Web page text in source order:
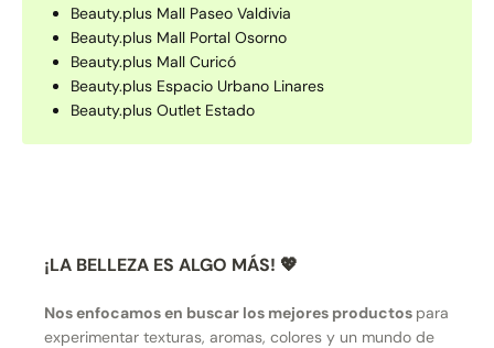
Beauty.plus Mall Paseo Valdivia
Beauty.plus Mall Portal Osorno
Beauty.plus Mall Curicó
Beauty.plus Espacio Urbano Linares
Beauty.plus Outlet Estado
¡LA BELLEZA ES ALGO MÁS! 💖
Nos enfocamos en buscar los mejores productos para
experimentar texturas, aromas, colores y un mundo de